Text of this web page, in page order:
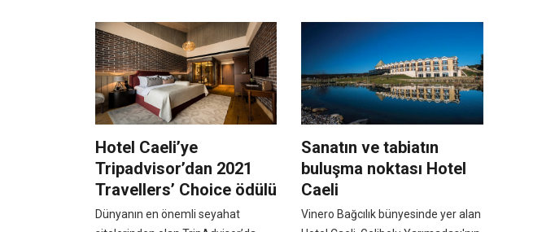
Hotel Caeli’ye
Tripadvisor’dan 2021
Travellers’ Choice ödülü
Dünyanın en önemli seyahat
Sanatın ve tabiatın
buluşma noktası Hotel
Caeli
Vinero Bağcılık bünyesinde yer alan